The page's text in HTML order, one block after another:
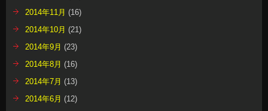
2014年11月 (16)
2014年10月 (21)
2014年9月 (23)
2014年8月 (16)
2014年7月 (13)
2014年6月 (12)